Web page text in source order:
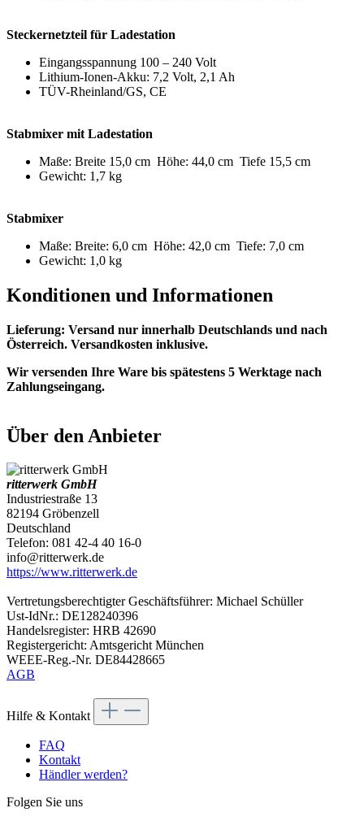
Steckernetzteil für Ladestation
Eingangsspannung 100 – 240 Volt
Lithium-Ionen-Akku: 7,2 Volt, 2,1 Ah
TÜV-Rheinland/GS, CE
Stabmixer mit Ladestation
Maße: Breite 15,0 cm Höhe: 44,0 cm Tiefe 15,5 cm
Gewicht: 1,7 kg
Stabmixer
Maße: Breite: 6,0 cm Höhe: 42,0 cm Tiefe: 7,0 cm
Gewicht: 1,0 kg
Konditionen und Informationen
Lieferung: Versand nur innerhalb Deutschlands und nach
Österreich. Versandkosten inklusive.
Wir versenden Ihre Ware bis spätestens 5 Werktage nach
Zahlungseingang.
Über den Anbieter
ritterwerk GmbH
Industriestraße 13
82194 Gröbenzell
Deutschland
Telefon: 081 42-4 40 16-0
info@ritterwerk.de
https://www.ritterwerk.de
Vertretungsberechtigter Geschäftsführer: Michael Schüller
Ust-IdNr.: DE128240396
Handelsregister: HRB 42690
Registergericht: Amtsgericht München
WEEE-Reg.-Nr. DE84428665
AGB
Hilfe & Kontakt
FAQ
Kontakt
Händler werden?
Folgen Sie uns